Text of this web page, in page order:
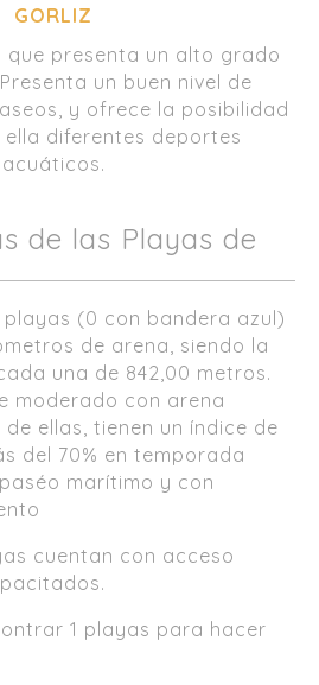
GORLIZ
que presenta un alto grado
un buen nivel de
y ofrece la posibilidad
ella diferentes deportes
acuáticos.
de las Playas de
playas (0 con bandera azul)
de arena, siendo la
una de 842,00 metros.
moderado con arena
ellas, tienen un índice de
del 70% en temporada
marítimo y con
cuentan con acceso
1 playas para hacer